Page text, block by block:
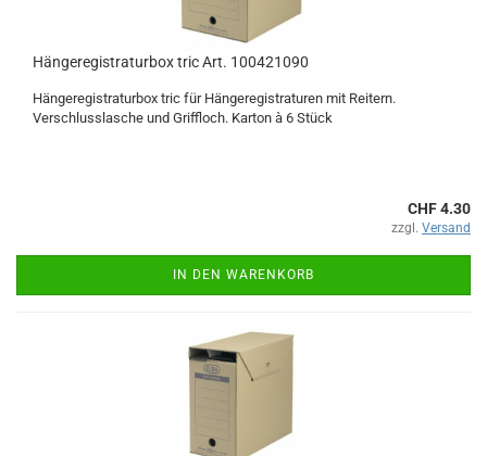
Hängeregistraturbox tric Art. 100421090
Hängeregistraturbox tric für Hängeregistraturen mit Reitern.
Verschlusslasche und Griffloch. Karton à 6 Stück
CHF 4.30
zzgl. Versand
IN DEN WARENKORB